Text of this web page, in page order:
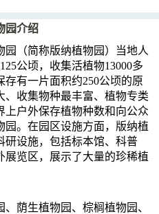
园介绍
（简称版纳植物园）当地人
公顷，收集活植物13000多
有一片面积约250公顷的原
收集物种最丰富、植物专类
上户外保存植物种数和向公众
园。在园区设施方面，版纳植
研设施，包括标本馆、科普
览区，展示了大量的珍稀植
荫生植物园、棕榈植物园、